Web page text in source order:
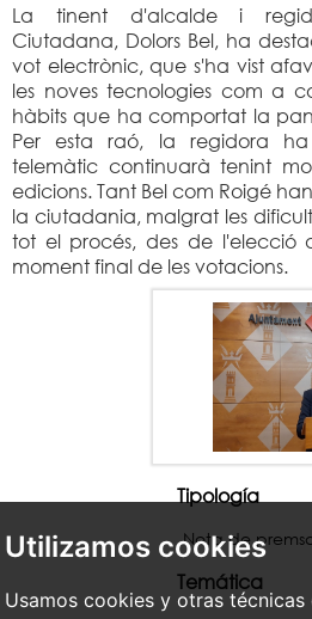
Utilizamos cookies
Usamos cookies y otras
La tinent d'alcalde i
Ciutadana, Dolors Bel, ha
vot electrònic, que s'ha vist
les noves tecnologies com a
hàbits que ha comportat la
Per esta raó, la regidora
telemàtic continuarà tenint
edicions. Tant Bel com Roigé
la ciutadania, malgrat les
tot el procés, des de l'elecció
moment final de les votacions.
Tipología
Nota de
Temática